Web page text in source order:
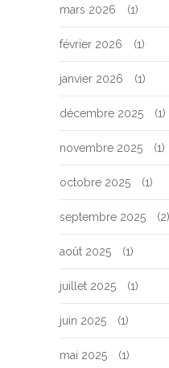
mars 2026 (1)
février 2026 (1)
janvier 2026 (1)
décembre 2025 (1)
novembre 2025 (1)
octobre 2025 (1)
septembre 2025 (2)
août 2025 (1)
juillet 2025 (1)
juin 2025 (1)
mai 2025 (1)